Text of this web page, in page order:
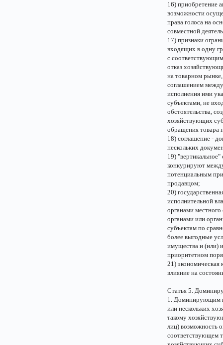
16) приобретение
возможности
права голоса на
совместной
17) признаки
входящих в одну
с
отказ
на товарном
соглашением
исполнения ими
субъектами, не
обстоятельства,
хозяйствующих
обращения товара
18) соглашение -
нескольких
19)
конкурируют
потенциальным
продавцом;
20)
исполнительной
органами
органами или
субъектам по
более выгодные
имущества и (или)
приоритетном
21) экономическая
влияние на
Статья 5.
1. Доминирующим
или нескольких
такому
лиц) возможность
соответствующем